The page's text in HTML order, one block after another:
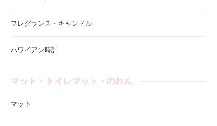
フレグランス・キャンドル
ハワイアン時計
マット・トイレマット・のれん
マット